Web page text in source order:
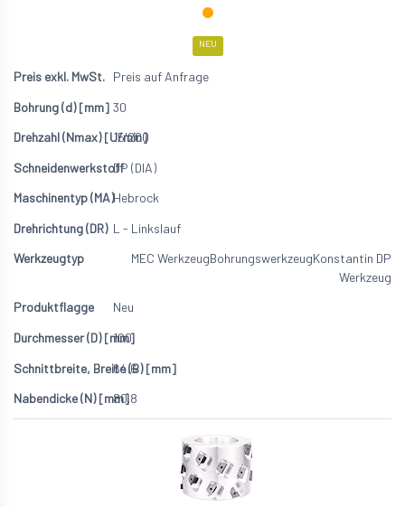
NEU
Preis auf Anfrage
30
15'200
DP (DIA)
Hebrock
L - Linkslauf
MEC WerkzeugBohrungswerkzeugKonstantin DP
Werkzeug
Neu
100
64.6
80.8